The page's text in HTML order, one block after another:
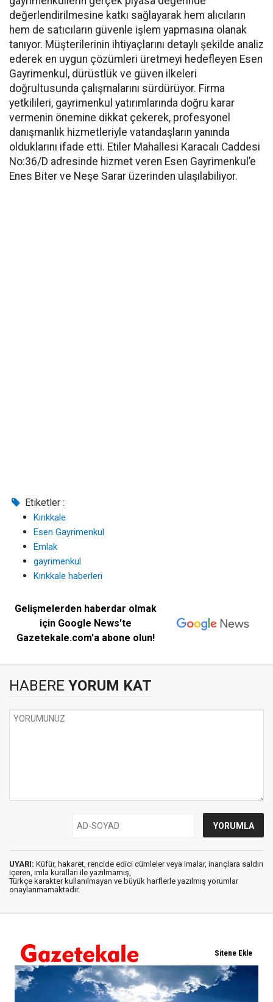
değerlendirilmesine katkı sağlayarak hem alıcıların
hem de satıcıların güvenle işlem yapmasına olanak
tanıyor. Müşterilerinin ihtiyaçlarını detaylı şekilde analiz
ederek en uygun çözümleri üretmeyi hedefleyen Esen
Gayrimenkul, dürüstlük ve güven ilkeleri
doğrultusunda çalışmalarını sürdürüyor. Firma
yetkilileri, gayrimenkul yatırımlarında doğru karar
vermenin önemine dikkat çekerek, profesyonel
danışmanlık hizmetleriyle vatandaşların yanında
olduklarını ifade etti. Etiler Mahallesi Karacalı Caddesi
No:36/D adresinde hizmet veren Esen Gayrimenkul’e
Enes Biter ve Neşe Sarar üzerinden ulaşılabiliyor.
Etiketler :
Kırıkkale
Esen Gayrimenkul
Emlak
gayrimenkul
Kırıkkale haberleri
Gelişmelerden haberdar olmak
için Google News'te
Gazetekale.com'a abone olun!
HABERE YORUM KAT
UYARI: Küfür, hakaret, rencide edici cümleler veya imalar, inançlara saldırı
içeren, imla kuralları ile yazılmamış,
Türkçe karakter kullanılmayan ve büyük harflerle yazılmış yorumlar
onaylanmamaktadır.